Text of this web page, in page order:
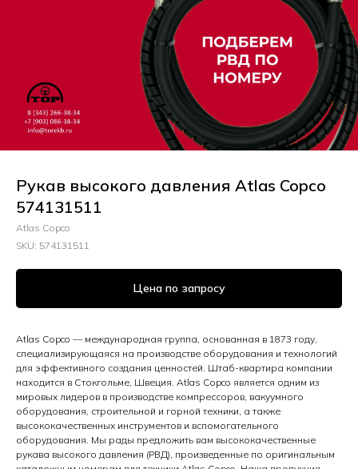
Рукав высокого давления Atlas Copco
574131511
Atlas Copco
SKU: 574131511
Цена по запросу
Atlas Copco — международная группа, основанная в 1873 году,
специализирующаяся на производстве оборудования и технологий
для эффективного создания ценностей. Штаб-квартира компании
находится в Стокгольме, Швеция. Atlas Copco является одним из
мировых лидеров в производстве компрессоров, вакуумного
оборудования, строительной и горной техники, а также
высококачественных инструментов и вспомогательного
оборудования. Мы рады предложить вам высококачественные
рукава высокого давления (РВД), произведенные по оригинальным